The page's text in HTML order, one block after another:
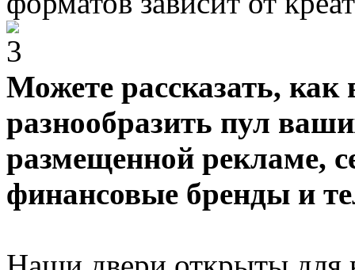
Можете рассказать, как
разнообразить пул
размещенной рекламе,
финансовые бренды и